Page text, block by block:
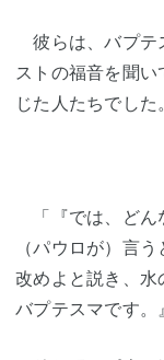
彼らは、バプテ
ストの福音を聞
じた人たちでした。
「『では、どん
（パウロが）言
改めよと説き、
バプテスマです。